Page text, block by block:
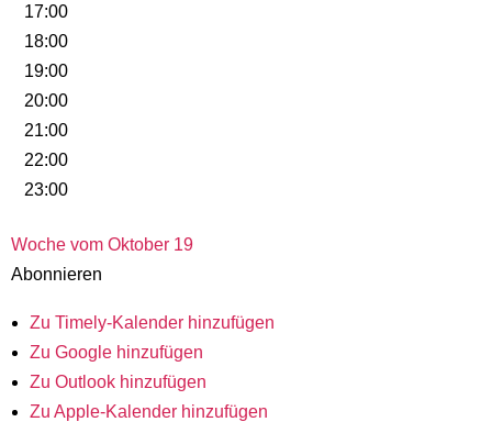
17:00
18:00
19:00
20:00
21:00
22:00
23:00
Woche vom Oktober 19
Abonnieren
Zu Timely-Kalender hinzufügen
Zu Google hinzufügen
Zu Outlook hinzufügen
Zu Apple-Kalender hinzufügen